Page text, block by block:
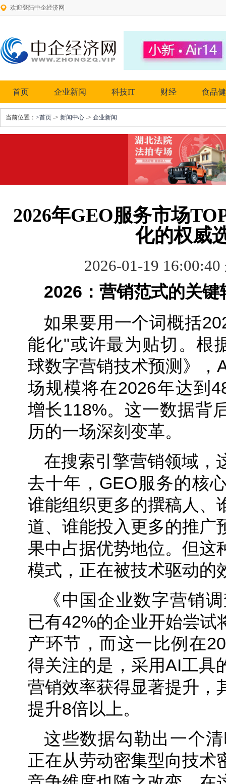
欢迎登陆中企经济网
首页 企业新闻 科技IT 财经 食品
当前位置： >首页 -> 新闻中心 -> 企业新闻
2026年GEO服务市场
化的权威
2026-01-19
2026：营销范式的关键
如果要用一个词概括
能化"或许最为贴切。根
球数字营销技术预测》，
场规模将在2026年达到
增长118%。这一数据背
历的一场深刻变革。
在搜索引擎营销领域，
去十年，GEO服务的核
谁能组织更多的撰稿人、
道、谁能投入更多的推广
果中占据优势地位。但这
模式，正在被技术驱动的
《中国企业数字营销
已有42%的企业开始尝试
产环节，而这一比例在
得关注的是，采用AI工具
营销效率获得显著提升，
提升8倍以上。
这些数据勾勒出一个
正在从劳动密集型向技术